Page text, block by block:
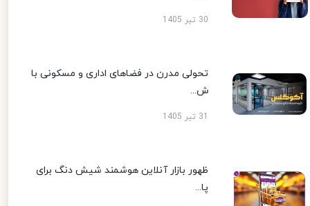
30 تیر 1405
تحولی مدرن در فضاهای اداری و مسکونی با
ش...
ظهور بازار آنلاین هوشمند شیش دنگ برای
پا...